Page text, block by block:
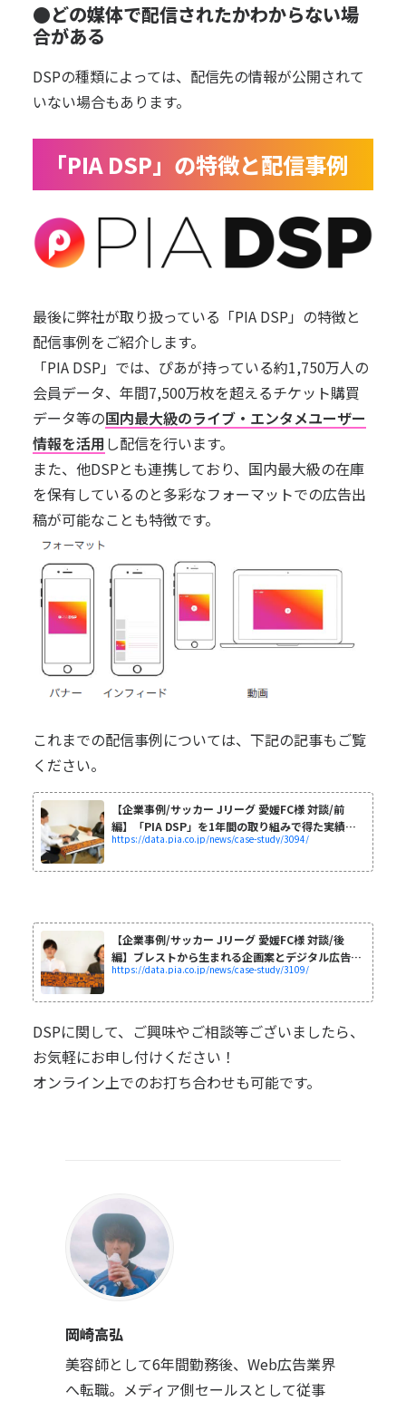
●どの媒体で配信されたかわからない場
合がある
DSPの種類によっては、配信先の情報が公開されて
いない場合もあります。
「PIA DSP」の特徴と配信事例
最後に弊社が取り扱っている「PIA DSP 」の特徴と
配信事例をご紹介します。
「PIA DSP」では、ぴあが持っている約1,750万人の
会員データ、年間7,500万枚を超えるチケット購買
データ等の国内最大級のライブ・エンタメユーザー
情報を活用 し配信を行います。
また、他DSPとも連携しており、国内最大級の在庫
を保有しているのと多彩なフォーマットでの広告出
稿が可能なことも特徴です。
これまでの配信事例については、下記の記事もご覧
ください。
【企業事例/サッカー Jリーグ 愛媛FC様 対談/前
編】「PIA DSP」を1年間の取り組みで得た実績と
今期について
https://data.pia.co.jp/news/case-study/3094/
【企業事例/サッカー Jリーグ 愛媛FC様 対談/後
編】ブレストから生まれる企画案とデジタル広告の
活用方法＜PIA DSP＞
https://data.pia.co.jp/news/case-study/3109/
DSPに関して、ご興味やご相談等ございましたら、
お気軽にお申し付けください！
オンライン上でのお打ち合わせも可能です。
岡崎高弘
美容師として6年間勤務後、Web広告業界
へ転職。メディア側セールスとして従事